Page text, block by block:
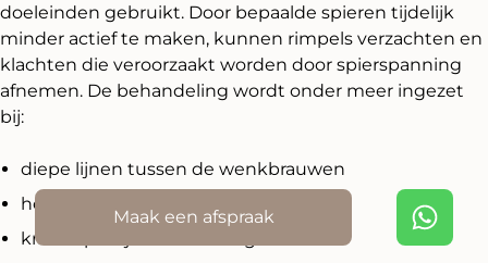
doeleinden gebruikt. Door bepaalde spieren tijdelijk
minder actief te maken, kunnen rimpels verzachten en
klachten die veroorzaakt worden door spierspanning
afnemen. De behandeling wordt onder meer ingezet
bij:
diepe lijnen tussen de wenkbrauwen
horizontale voorhoofdsrimpels
kraaienpootjes naast de ogen
Maak een afspraak